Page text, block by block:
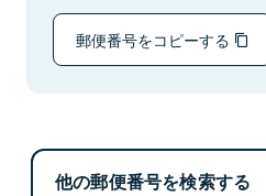
郵便番号をコピーする
他の郵便番号を検索する